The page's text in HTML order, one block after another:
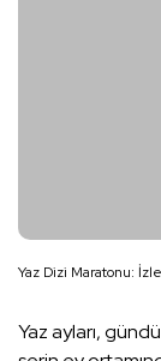
Yaz Dizi Maratonu:
Yaz ayları,